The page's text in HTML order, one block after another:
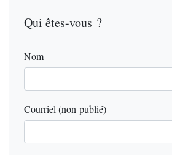
Qui êtes-vous ?
Nom
Courriel (non publié)